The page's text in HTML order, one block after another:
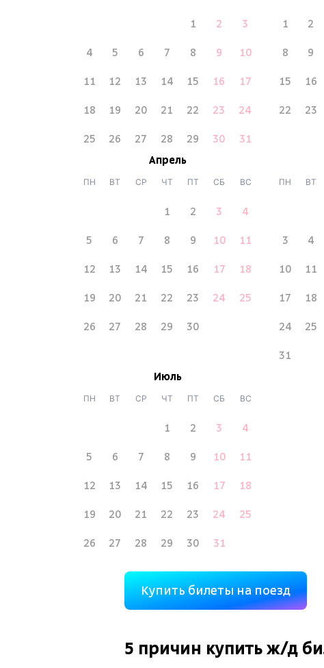
1 2 3
4 5 6 7 8 9 10
11 12 13 14 15 16 17
18 19 20 21 22 23 24
25 26 27 28 29 30 31
1 2
8 9
15 16
22 23
Апрель
ПН ВТ СР ЧТ ПТ СБ ВС
1 2 3 4
5 6 7 8 9 10 11
12 13 14 15 16 17 18
19 20 21 22 23 24 25
26 27 28 29 30
ПН ВТ
3 4
10 11
17 18
24 25
31
Июль
ПН ВТ СР ЧТ ПТ СБ ВС
1 2 3 4
5 6 7 8 9 10 11
12 13 14 15 16 17 18
19 20 21 22 23 24 25
26 27 28 29 30 31
Купить билеты на поезд
5 причин купить ж/д